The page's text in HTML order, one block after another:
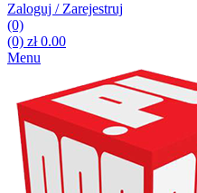
Zaloguj / Zarejestruj
(0)
(0) zł0.00
Menu